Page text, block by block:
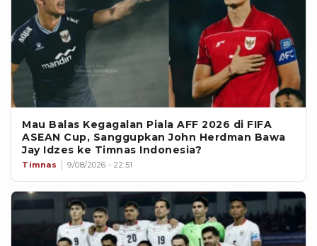
Mau Balas Kegagalan Piala AFF 2026 di FIFA
ASEAN Cup, Sanggupkan John Herdman Bawa
Jay Idzes ke Timnas Indonesia?
Timnas 9/08/2026 - 22:51